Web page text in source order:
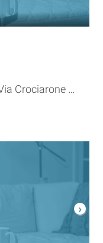
Á un jet de pierre de la mer, Via Crociarone 8/b